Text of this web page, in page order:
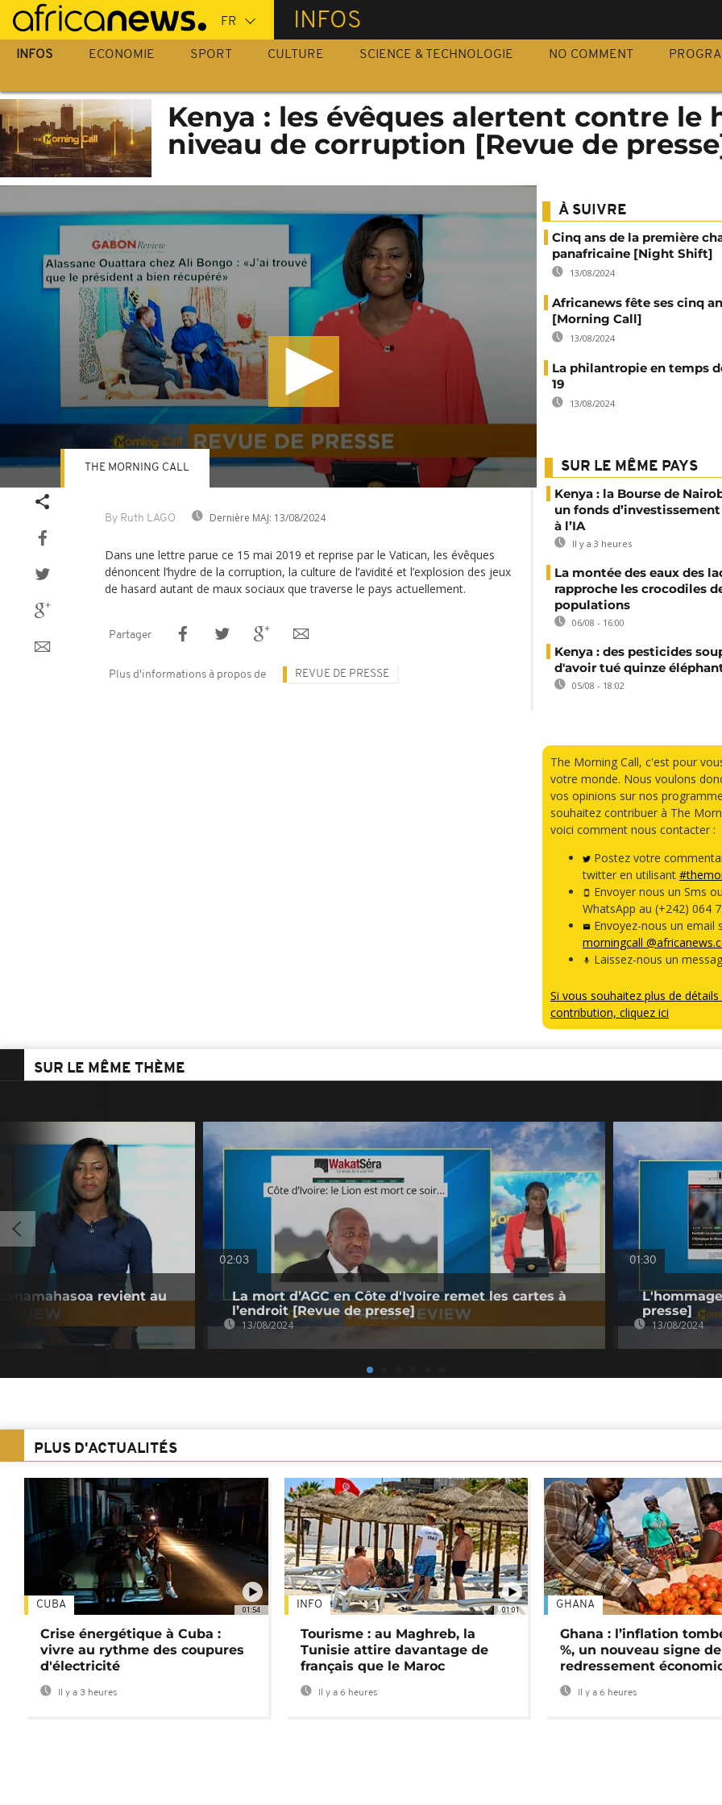
Passer
au
contenu
INFOS
INFOS ECONOMIE SPORT CULTURE SCIENCE & TECHNOLOGIE NO COMMENT
Kenya : les évêques alertent contre le
niveau de corruption [Revue de
By Ruth LAGO Dernière MAJ: 13/08/2024
THE MORNING CALL
Dans une lettre parue ce 15 mai 2019 et reprise par le Vatican, les évêques
dénoncent l’hydre de la corruption, la culture de l’avidité et l’explosion des jeux
de hasard autant de maux sociaux que traverse le pays actuellement.
Partager
Plus d'informations à propos de REVUE DE PRESSE
À SUIVRE
Cinq ans de la première
panafricaine [Night Shift]
13/08/2024
Africanews fête ses cinq
[Morning Call]
13/08/2024
La philantropie en temps
19
13/08/2024
SUR LE MÊME PAYS
Kenya : la Bourse de
un fonds
à l’IA
Il y a 3 heures
La montée des eaux des
rapproche les crocodiles
populations
06/08 - 16:00
Kenya : des pesticides
d'avoir tué quinze
05/08 - 18:02
The Morning Call, c'est pour
votre monde. Nous voulons
vos opinions sur nos
souhaitez contribuer à The
voici comment nous contacter :
Postez votre
twitter en utilisant
Envoyer nous un Sms ou
WhatsApp au (+242) 064
Envoyez-nous un email
morningcall
Laissez-nous un
Si vous souhaitez plus de détails
contribution, cliquez ici
SUR LE MÊME THÈME
revient au
02:03
La mort d’AGC en Côte d'Ivoire remet les cartes à
l’endroit [Revue de presse]
13/08/2024
01:30
presse]
13/08/2024
PLUS D'ACTUALITÉS
01:54
CUBA
Crise énergétique à Cuba :
vivre au rythme des coupures
d'électricité
Il y a 3 heures
01:01
INFO
Tourisme : au Maghreb, la
Tunisie attire davantage de
français que le Maroc
Il y a 6 heures
GHANA
Ghana : l’inflation
%, un nouveau signe de
redressement
Il y a 6 heures